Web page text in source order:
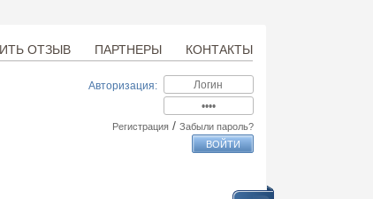
КОНТАКТЫ
ПАРТНЕРЫ
ОТЗЫВ
Авторизация:
Регистрация / Забыли пароль?